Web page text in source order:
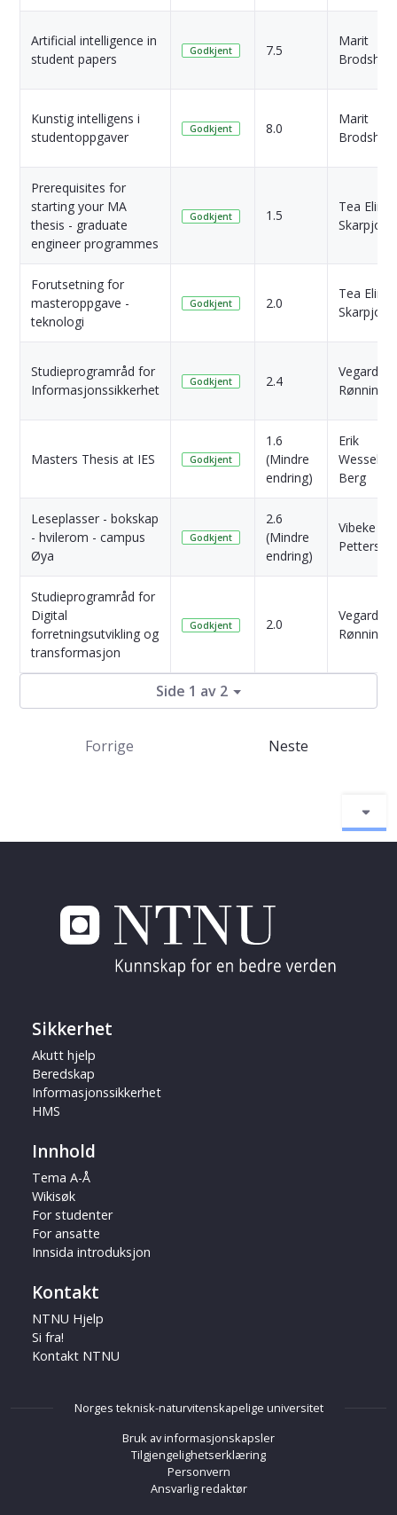
Artificial intelligence in
student papers
Godkjent 7.5
Marit
Kunstig intelligens i
studentoppgaver
Godkjent 8.0
Marit
Prerequisites for
starting your MA
thesis - graduate
engineer programmes
Godkjent 1.5
Tea Eline
Forutsetning for
masteroppgave -
teknologi
Godkjent 2.0
Tea Eline
Studieprogramråd for
Informasjonssikkerhet
Godkjent 2.4
Vegard
Rønning
Masters Thesis at IES Godkjent
1.6
(Mindre
endring)
Erik
Wessel-
Berg
Leseplasser - bokskap
- hvilerom - campus
Øya
Godkjent
2.6
(Mindre
endring)
Vibeke
Pettersen
Studieprogramråd for
Digital
forretningsutvikling og
transformasjon
Godkjent 2.0
Vegard
Rønning
Side 1 av 2
Forrige Neste
Sikkerhet
Akutt hjelp
Beredskap
Informasjonssikkerhet
HMS
Innhold
Tema A-Å
Wikisøk
For studenter
For ansatte
Innsida introduksjon
Kontakt
NTNU Hjelp
Si fra!
Kontakt NTNU
Norges teknisk-naturvitenskapelige universitet
Bruk av informasjonskapsler
Tilgjengelighetserklæring
Personvern
Ansvarlig redaktør